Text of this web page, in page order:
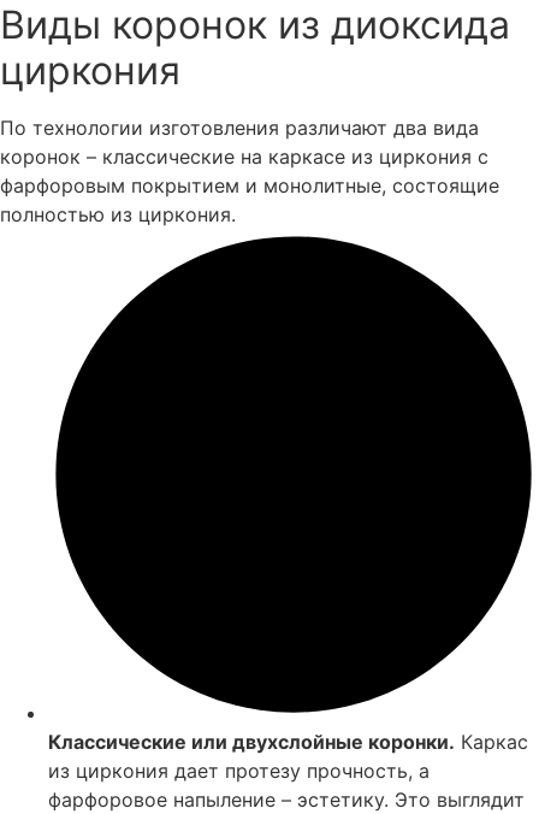
Виды коронок из диоксида
циркония
По технологии изготовления различают два вида
коронок – классические на каркасе из циркония с
фарфоровым покрытием и монолитные, состоящие
полностью из циркония.
Классические или двухслойные коронки. Каркас
из циркония дает протезу прочность, а
фарфоровое напыление – эстетику. Это выглядит